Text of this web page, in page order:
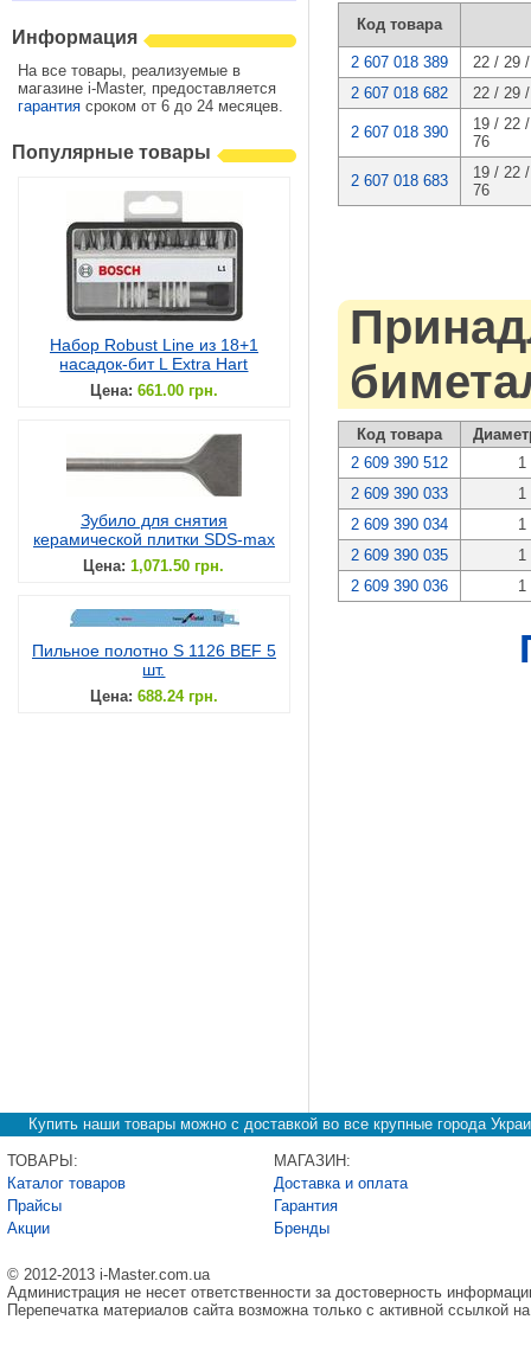
Информация
На все товары, реализуемые в
магазине i-Master, предоставляется
гарантия сроком от 6 до 24 месяцев.
Популярные товары
Набор Robust Line из 18+1
насадок-бит L Extra Hart
Цена: 661.00 грн.
Зубило для снятия
керамической плитки SDS-max
Цена: 1,071.50 грн.
Пильное полотно S 1126 BEF 5
шт.
Цена: 688.24 грн.
Код товара
2 607 018 389
22 / 29
2 607 018 682
22 / 29
2 607 018 390
19 / 22
76
2 607 018 683
19 / 22
76
Код товара
2 609 390 512
1
2 609 390 033
1
2 609 390 034
1
2 609 390 035
1
2 609 390 036
1
Купить наши товары можно с доставкой во все крупные города
ТОВАРЫ:
Каталог товаров
Прайсы
Акции
МАГАЗИН:
Доставка и оплата
Гарантия
Бренды
© 2012-2013 i-Master.com.ua
Администрация не несет ответственности за достоверность
Перепечатка материалов сайта возможна только с активной ссылкой